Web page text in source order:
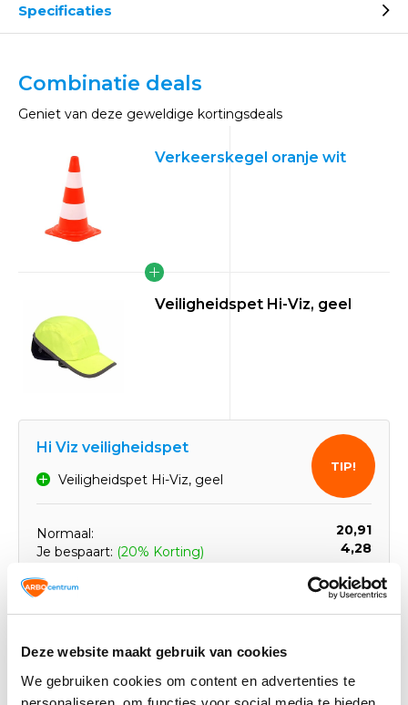
Deze website maakt gebruik van cookies
We gebruiken cookies om content en advertenties te
Specificaties
Combinatie deals
Geniet van deze geweldige kortingsdeals
Verkeerskegel oranje wit
Veiligheidspet Hi-Viz, geel
Hi Viz veiligheidspet
Veiligheidspet Hi-Viz, geel
Normaal:
20,91
Je bespaart: (20% Korting) 4,28
Totaalbedrag: 16,63
TIP!